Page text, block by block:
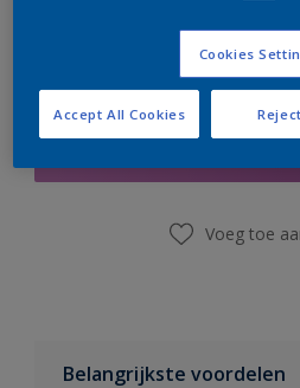
Voeg toe
Belangrijkste voordelen
Cookies
Accept All Cookies